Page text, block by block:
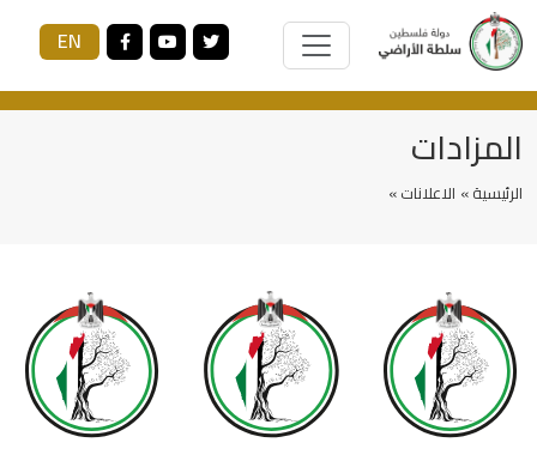
EN
المزادات
الرئيسية » الاعلانات »